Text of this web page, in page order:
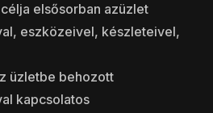
elsősorban azüzlet
eszközeivel, készleteivel,
üzletbe behozott
kapcsolatos